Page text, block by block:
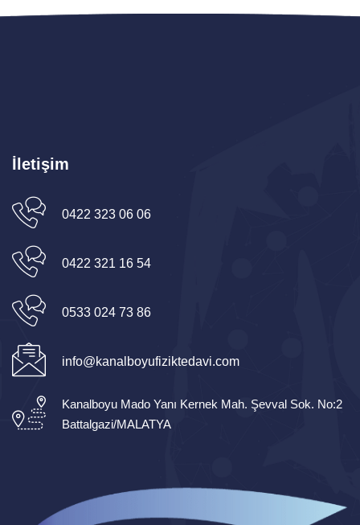
İletişim
0422 323 06 06
0422 321 16 54
0533 024 73 86
info@kanalboyufiziktedavi.com
Kanalboyu Mado Yanı Kernek Mah. Şevval Sok. No:2
Battalgazi/MALATYA